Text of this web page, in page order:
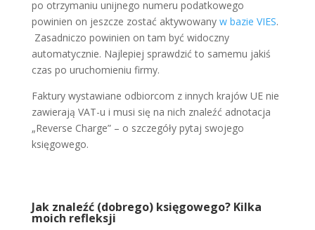
po otrzymaniu unijnego numeru podatkowego
powinien on jeszcze zostać aktywowany w bazie VIES.
Zasadniczo powinien on tam być widoczny
automatycznie. Najlepiej sprawdzić to samemu jakiś
czas po uruchomieniu firmy.
Faktury wystawiane odbiorcom z innych krajów UE nie
zawierają VAT-u i musi się na nich znaleźć adnotacja
„Reverse Charge” – o szczegóły pytaj swojego
księgowego.
Jak znaleźć (dobrego) księgowego? Kilka
moich refleksji